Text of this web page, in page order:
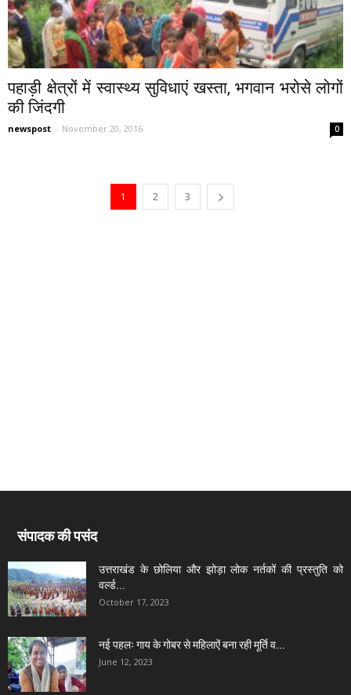
पहाड़ी क्षेत्रों में स्वास्थ्य सुविधाएं खस्ता, भगवान भरोसे लोगों
की जिंदगी
newspost - November 20, 2016 0
1 2 3
संपादक की पसंद
उत्तराखंड के छोलिया और झोड़ा लोक नर्तकों की प्रस्तुति को
वर्ल्ड...
October 17, 2023
नई पहलः गाय के गोबर से महिलाऐं बना रही मूर्ति व...
June 12, 2023